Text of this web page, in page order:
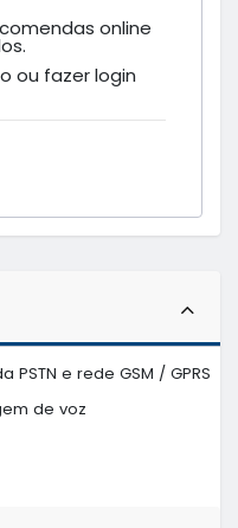
online
ou fazer login
e rede GSM / GPRS
de voz